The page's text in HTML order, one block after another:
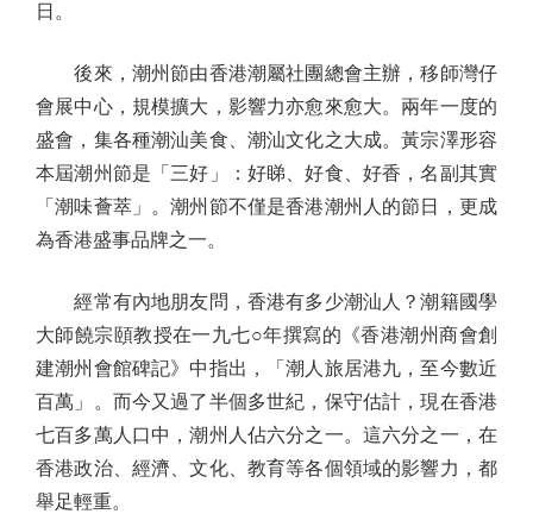
日。
後來，潮州節由香港潮屬社團總會主辦，移師灣仔
會展中心，規模擴大，影響力亦愈來愈大。兩年一度的
盛會，集各種潮汕美食、潮汕文化之大成。黃宗澤形容
本屆潮州節是「三好」：好睇、好食、好香，名副其實
「潮味薈萃」。潮州節不僅是香港潮州人的節日，更成
為香港盛事品牌之一。
經常有內地朋友問，香港有多少潮汕人？潮籍國學
大師饒宗頤教授在一九七○年撰寫的《香港潮州商會創
建潮州會館碑記》中指出，「潮人旅居港九，至今數近
百萬」。而今又過了半個多世紀，保守估計，現在香港
七百多萬人口中，潮州人佔六分之一。這六分之一，在
香港政治、經濟、文化、教育等各個領域的影響力，都
舉足輕重。